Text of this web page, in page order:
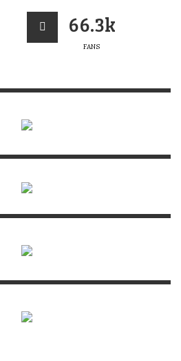
66.3k
FANS